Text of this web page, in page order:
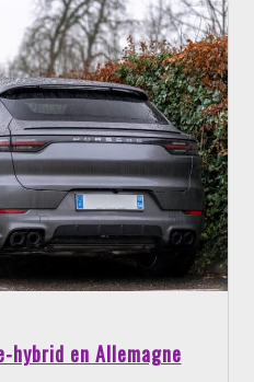
hybrid en Allemagne